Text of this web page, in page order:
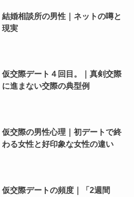
結婚相談所の男性｜ネットの噂と
現実
仮交際デート４回目。｜真剣交際
に進まない交際の典型例
仮交際の男性心理｜初デートで終
わる女性と好印象な女性の違い
仮交際デートの頻度｜「2週間